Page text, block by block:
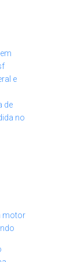
e
de
no
motor